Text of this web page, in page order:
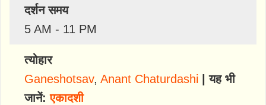
दर्शन समय
5 AM - 11 PM
त्योहार
Ganeshotsav, Anant Chaturdashi | यह भी
जानें:एकादशी